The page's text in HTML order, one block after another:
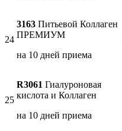
24
3163 Питьевой Коллаген
ПРЕМИУМ
на 10 дней приема
25
R3061 Гиалуроновая
кислота и Коллаген
на 10 дней приема